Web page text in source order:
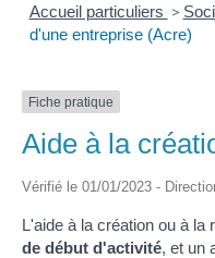
Accueil particuliers >
d'une entreprise (Acre)
Fiche pratique
Aide à la
Vérifié le 01/01/2023 -
L'aide à la création ou à
de début d'activité, et un